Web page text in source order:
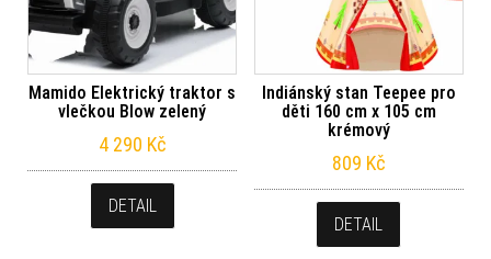
Mamido Elektrický traktor s
vlečkou Blow zelený
4 290 Kč
DETAIL
Indiánský stan Teepee pro
děti 160 cm x 105 cm
krémový
809 Kč
DETAIL